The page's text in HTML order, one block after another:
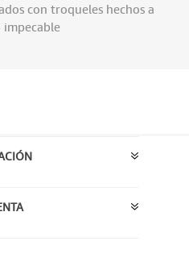
con troqueles hechos a
impecable